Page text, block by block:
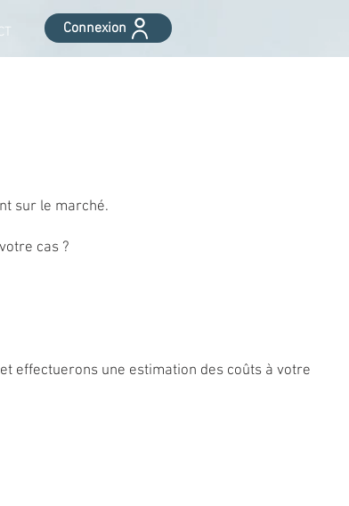
Connexion
sur le marché.
cas ?
effectuerons une estimation des coûts à votre